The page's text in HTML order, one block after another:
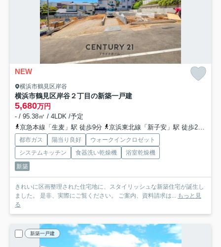
NEW
横浜市鶴見区岸谷
横浜市鶴見区岸谷２丁目の新築一戸建
5,680万円
- / 95.38㎡ / 4LDK /予定
京急本線「生麦」駅 徒歩9分
京浜東北線「新子安」駅 徒歩20分
都市ガス 陽当り良好
ウォークインクロゼット
システムキッチン
食器洗い乾燥機
浴室乾燥機
新築
きれいに区画整理された住宅地に、スタイリッシュな新築住宅が誕生し
ました。 是非、実際にご覧ください。 ご案内、資料請求は...
もっと見
る
新築一戸建